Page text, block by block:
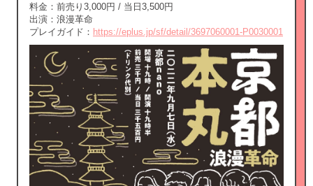
料金：前売り3,000円 / 当日3,500円
出演：浪漫革命
プレイガイド： https://eplus.jp/sf/detail/3697060001-P0030001